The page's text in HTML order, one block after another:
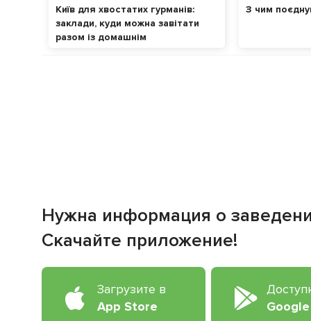
Київ для хвостатих гурманів:
заклади, куди можна завітати
разом із домашнім
З чим
Нужна информация о
Скачайте приложение!
Загрузите в
App Store